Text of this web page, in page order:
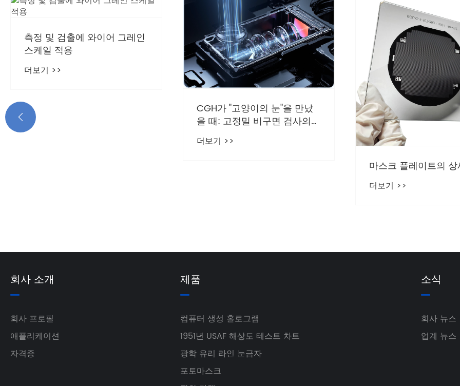
측정 및 검출에 와이어 그레인
스케일 적용
더보기 >>
CGH가 "고양이의 눈"을 만났
을 때: 고정밀 비구면 검사의
핵심 단계
더보기 >>
마스크 플레이트의
더보기 >>

회사 소개
회사 프로필
애플리케이션
자격증
제품
컴퓨터 생성 홀로그램
1951년 USAF 해상도 테스트 차트
광학 유리 라인 눈금자
포토마스크
소식
회사 뉴스
업계 뉴스